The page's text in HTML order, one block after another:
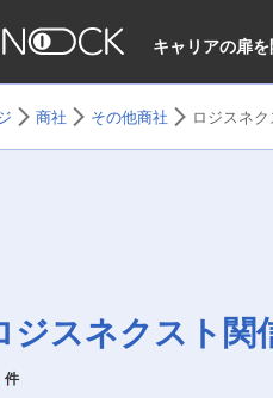
キャリアの扉を
商社 その他商社 ロジスネ
ジスネクスト関
件